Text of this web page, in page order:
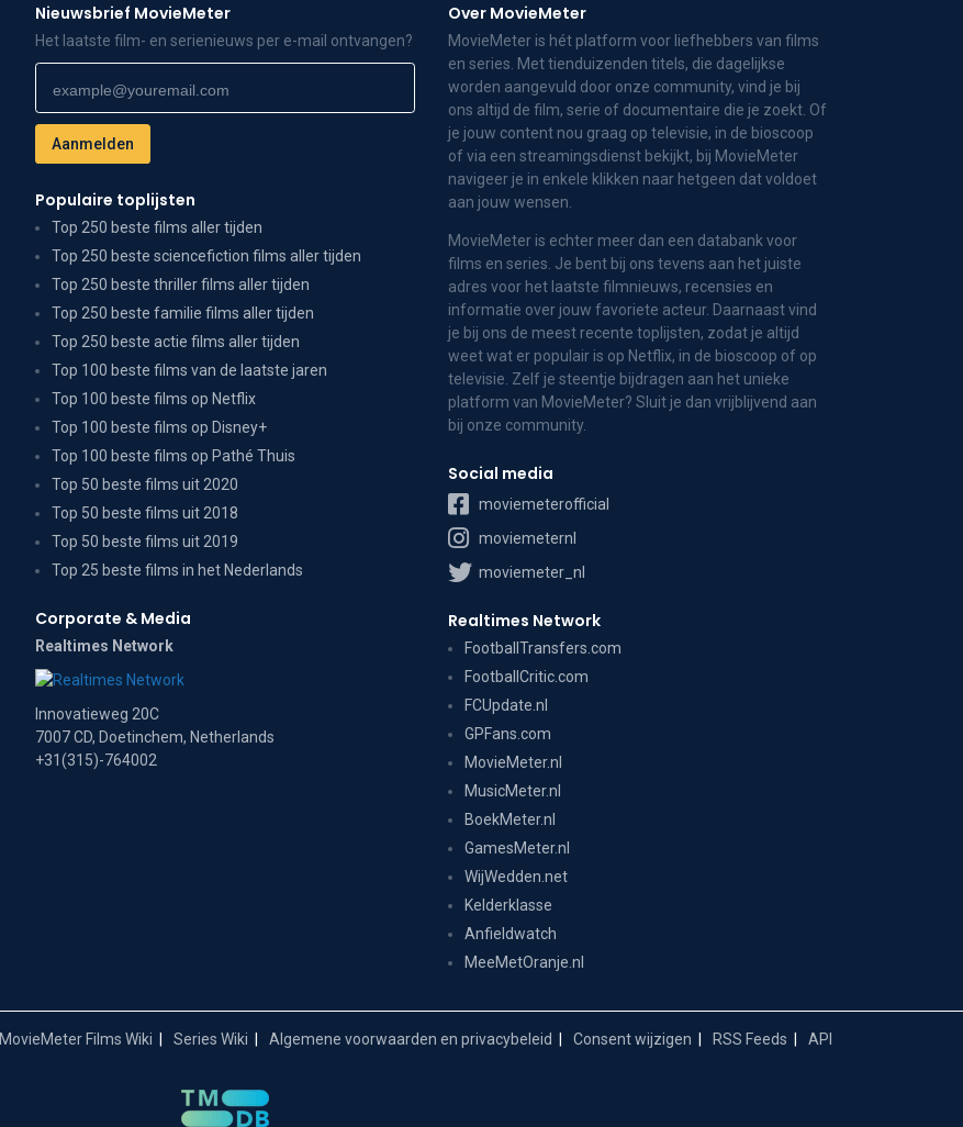
Nieuwsbrief MovieMeter
Het laatste film- en serienieuws per e-mail ontvangen?
Populaire toplijsten
Top 250 beste films aller tijden
Top 250 beste sciencefiction films aller tijden
Top 250 beste thriller films aller tijden
Top 250 beste familie films aller tijden
Top 250 beste actie films aller tijden
Top 100 beste films van de laatste jaren
Top 100 beste films op Netflix
Top 100 beste films op Disney+
Top 100 beste films op Pathé Thuis
Top 50 beste films uit 2020
Top 50 beste films uit 2018
Top 50 beste films uit 2019
Top 25 beste films in het Nederlands
Corporate & Media
Realtimes Network
Innovatieweg 20C
7007 CD, Doetinchem, Netherlands
+31(315)-764002
Over MovieMeter
MovieMeter is hét platform voor liefhebbers van films
en series. Met tienduizenden titels, die dagelijkse
worden aangevuld door onze community, vind je bij
ons altijd de film, serie of documentaire die je zoekt. Of
je jouw content nou graag op televisie, in de bioscoop
of via een streamingsdienst bekijkt, bij MovieMeter
navigeer je in enkele klikken naar hetgeen dat voldoet
aan jouw wensen.
MovieMeter is echter meer dan een databank voor
films en series. Je bent bij ons tevens aan het juiste
adres voor het laatste filmnieuws, recensies en
informatie over jouw favoriete acteur. Daarnaast vind
je bij ons de meest recente toplijsten, zodat je altijd
weet wat er populair is op Netflix, in de bioscoop of op
televisie. Zelf je steentje bijdragen aan het unieke
platform van MovieMeter? Sluit je dan vrijblijvend aan
bij onze community.
Social media
moviemeterofficial
moviemeternl
moviemeter_nl
Realtimes Network
FootballTransfers.com
FootballCritic.com
FCUpdate.nl
GPFans.com
MovieMeter.nl
MusicMeter.nl
BoekMeter.nl
GamesMeter.nl
WijWedden.net
Kelderklasse
Anfieldwatch
MeeMetOranje.nl
MovieMeter Films Wiki Series Wiki Algemene voorwaarden en privacybeleid Consent wijzigen RSS Feeds API